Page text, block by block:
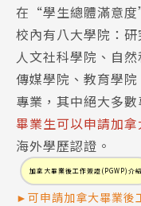
在“學生總體滿意
校內有八大學院：
人文社科學院、自
傳媒學院、教育學
專業，其中絕大多
畢業生可以申請加
海外學歷認證。
加拿大畢業後工作簽證(PGWP)介紹
►可申請加拿大畢業後